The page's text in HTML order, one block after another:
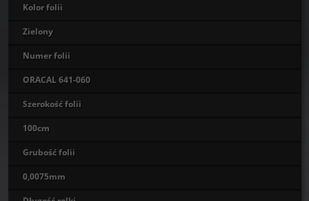
Kolor folii
Zielony
Numer folii
ORACAL 641-060
Szerokość folii
100cm
Grubość folii
0,0075mm